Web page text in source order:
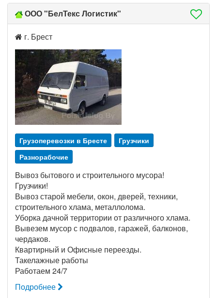
ООО "БелТекс Логистик"
г. Брест
Грузоперевозки в Бресте
Грузчики
Разнорабочие
Вывоз бытового и строительного мусора!
Грузчики!
Вывоз старой мебели, окон, дверей, техники,
строительного хлама, металлолома.
Уборка дачной территории от различного хлама.
Вывезем мусор с подвалов, гаражей, балконов,
чердаков.
Квартирный и Офисные переезды.
Такелажные работы
Работаем 24/7
Подробнее